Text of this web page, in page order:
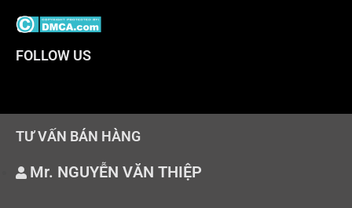
FOLLOW US
TƯ VẤN BÁN HÀNG
Mr. NGUYỄN VĂN THIỆP